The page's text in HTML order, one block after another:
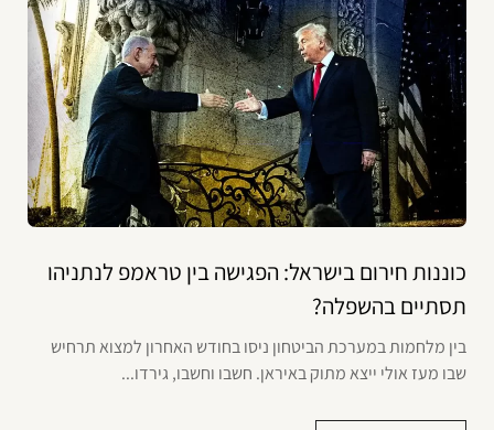
כוננות חירום בישראל: הפגישה בין טראמפ לנתניהו
תסתיים בהשפלה?
בין מלחמות במערכת הביטחון ניסו בחודש האחרון למצוא תרחיש
שבו מעז אולי ייצא מתוק באיראן. חשבו וחשבו, גירדו...